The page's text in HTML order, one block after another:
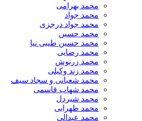
محمد بهرامی
محمد جواد
محمد جواد درجزی
محمد حسین
محمد حسین طیبی نیا
محمد رضایی
محمد زرنوش
محمد زند وکیلی
محمد شعبانی و سجاد سیف
محمد شهاب قاسمی
​محمد شیردل
محمد ظهرابی
محمد عبدالی